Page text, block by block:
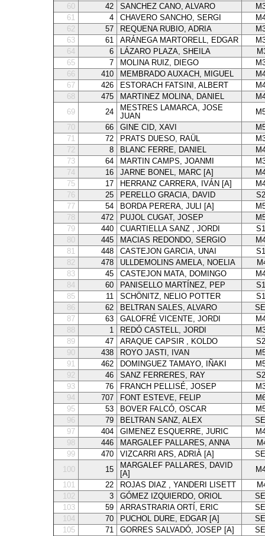
60
42 SANCHEZ CANO, ALVARO
61
4 CHAVERO SANCHO, SERGI
62
57 REQUENA RUBIO, ADRIA
63
61 ARÁNEGA MARTORELL, EDGAR
64
6 LÁZARO PLAZA, SHEILA
65
7 MOLINA RUIZ, DIEGO
66
410 MEMBRADO AUXACH, MIGUEL
67
426 ESTORACH FATSINI, ALBERT
68
475 MARTINEZ MOLINA, DANIEL
69
24
MESTRES LAMARCA, JOSE
JUAN
70
66 GINE CID, XAVI
71
72 PRATS DUESO, RAÜL
72
8 BLANC FERRE, DANIEL
73
64 MARTIN CAMPS, JOANMI
74
16 JARNE BONEL, MARC [A]
75
17 HERRANZ CARRERA, IVÁN [A]
76
25 PERELLO GRACIA, DAVID
77
54 BORDA PERERA, JULI [A]
78
472 PUJOL CUGAT, JOSEP
79
440 CUARTIELLA SANZ , JORDI
80
445 MACIAS REDONDO, SERGIO
81
448 CASTEJON GARCIA, UNAI
82
478 ULLDEMOLINS AMELA, NOELIA
83
45 CASTEJON MATA, DOMINGO
84
60 PANISELLO MARTÍNEZ, PEP
85
11 SCHÖNITZ, NELIO POTTER
86
62 BELTRAN SALES, ALVARO
87
63 GALOFRÉ VICENTE, JORDI
88
1 REDÓ CASTELL, JORDI
89
47 ARAQUE CAPSIR , KOLDO
90
438 ROYO JASTI, IVAN
91
462 DOMINGUEZ TAMAYO, IÑAKI
92
46 SANZ FERRERES, RAY
93
76 FRANCH PELLISÉ, JOSEP
94
707 FONT ESTEVE, FELIP
95
53 BOVER FALCÓ, OSCAR
96
79 BELTRAN SANZ, ALEX
97
404 GIMENEZ ESQUERRE, JURIC
98
446 MARGALEF PALLARES, ANNA
99
470 VIZCARRI ARS, ADRIÀ [A]
100
15
MARGALEF PALLARES, DAVID
[A]
101
22 ROJAS DIAZ , YANDERI LISETT
102
3 GÓMEZ IZQUIERDO, ORIOL
103
59 ARRASTRARIA ORTÍ, ERIC
104
70 PUCHOL DURE, EDGAR [A]
105
71 GORRES SALVADÓ, JOSEP [A]